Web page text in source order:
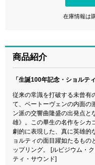
在庫情報は
商品紹介
「生誕100年記念・ショルテ
従来の常識を打破する未曾有
て、ベートーヴェンの内面の
ン派の交響曲隆盛の出発点と
雄》。この畢生の名作をシカ
劇的に表現した、真に英雄的
ョルティの面目躍如たるもの
ップリング。 [ルビジウム・
ティ・サウンド]